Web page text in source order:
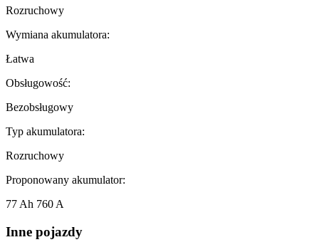
Rozruchowy
Wymiana akumulatora:
Łatwa
Obsługowość:
Bezobsługowy
Typ akumulatora:
Rozruchowy
Proponowany akumulator:
77 Ah 760 A
Inne pojazdy